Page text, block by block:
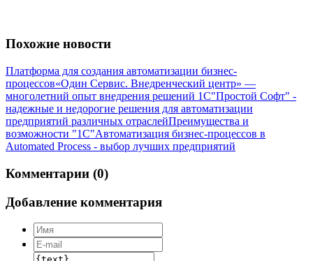
Похожие новости
Платформа для создания автоматизации бизнес-
процессов«Один Сервис. Внедренческий центр» —
многолетний опыт внедрения решений 1С"Простой Софт" -
надежные и недорогие решения для автоматизации
предприятий различных отраслейПреимущества и
возможности "1С"Автоматизация бизнес-процессов в
Automated Process - выбор лучших предприятий
Комментарии (0)
Добавление комментария